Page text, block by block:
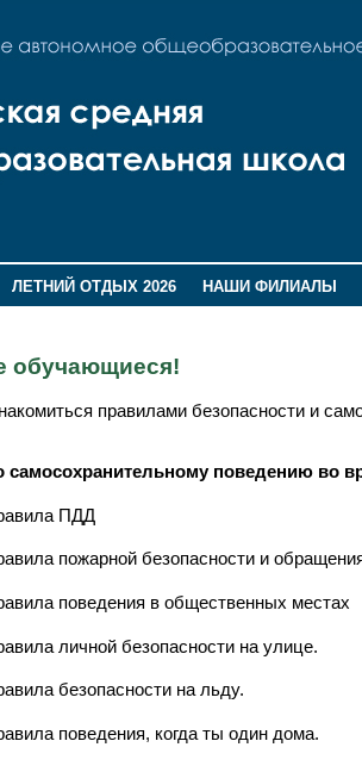
ЛЕТНИЙ ОТДЫХ 2026
НАШИ ФИЛИАЛЫ
обучающиеся!
правилами безопасности и
самосохранительному поведению во
ПДД
пожарной безопасности и
поведения в общественных местах
личной безопасности на улице.
безопасности на льду.
поведения, когда ты один дома.